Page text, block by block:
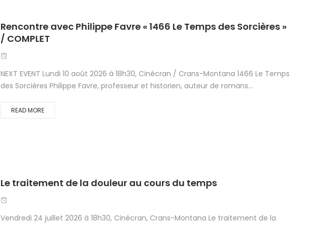
Rencontre avec Philippe Favre « 1466 Le Temps des Sorcières »
/ COMPLET
NEXT EVENT Lundi 10 août 2026 à 18h30, Cinécran / Crans-Montana 1466 Le Temps
des Sorcières Philippe Favre, professeur et historien, auteur de romans...
READ MORE
Le traitement de la douleur au cours du temps
Vendredi 24 juillet 2026 à 18h30, Cinécran, Crans-Montana Le traitement de la